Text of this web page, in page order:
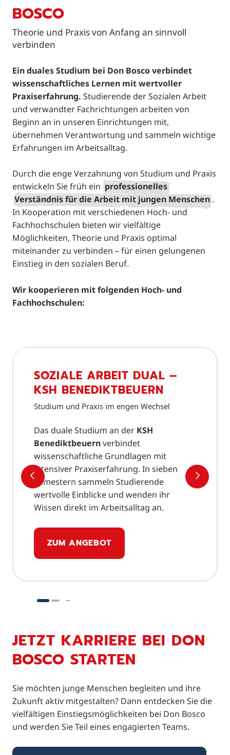
BOSCO
Theorie und Praxis von Anfang an sinnvoll
verbinden
Ein duales Studium bei Don Bosco verbindet
wissenschaftliches Lernen mit wertvoller
Praxiserfahrung. Studierende der Sozialen Arbeit
und verwandter Fachrichtungen arbeiten von
Beginn an in unseren Einrichtungen mit,
übernehmen Verantwortung und sammeln wichtige
Erfahrungen im Arbeitsalltag.
Durch die enge Verzahnung von Studium und Praxis
entwickeln Sie früh ein professionelles
Verständnis für die Arbeit mit jungen Menschen .
In Kooperation mit verschiedenen Hoch- und
Fachhochschulen bieten wir vielfältige
Möglichkeiten, Theorie und Praxis optimal
miteinander zu verbinden – für einen gelungenen
Einstieg in den sozialen Beruf.
Wir kooperieren mit folgenden Hoch- und
Fachhochschulen:
VORHERIGER SLIDE
SOZIALE ARBEIT DUAL –
KSH BENEDIKTBEUERN
Studium und Praxis im engen Wechsel
Das duale Studium an der KSH
Benediktbeuernverbindet
wissenschaftliche Grundlagen mit
intensiver Praxiserfahrung. In sieben
Semestern sammeln Studierende
wertvolle Einblicke und wenden ihr
Wissen direkt im Arbeitsalltag an.
ZUM ANGEBOT
JETZT KARRIERE BEI DON
BOSCO STARTEN
Sie möchten junge Menschen begleiten und ihre
Zukunft aktiv mitgestalten? Dann entdecken Sie die
vielfältigen Einstiegsmöglichkeiten bei Don Bosco
und werden Sie Teil eines engagierten Teams.